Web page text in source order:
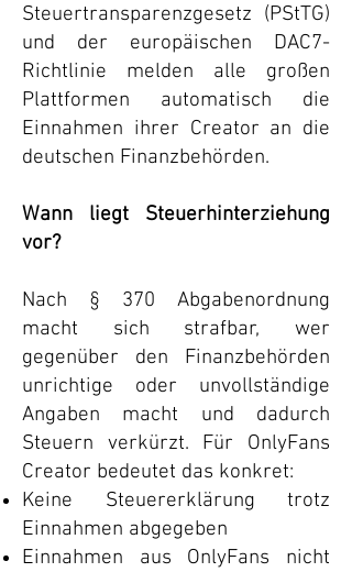
Steuertransparenzgesetz (PStTG)
und der europäischen DAC7-
Richtlinie melden alle großen
Plattformen automatisch die
Einnahmen ihrer Creator an die
deutschen Finanzbehörden.
Wann liegt Steuerhinterziehung
vor?
Nach § 370 Abgabenordnung
macht sich strafbar, wer
gegenüber den Finanzbehörden
unrichtige oder unvollständige
Angaben macht und dadurch
Steuern verkürzt. Für OnlyFans
Creator bedeutet das konkret:
Keine Steuererklärung trotz
Einnahmen abgegeben
Einnahmen aus OnlyFans nicht